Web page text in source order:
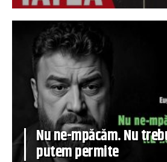
Nu ne-mpăcăm. Nu
putem permite